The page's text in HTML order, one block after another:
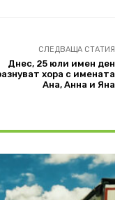
СЛЕДВАЩА СТАТИЯ
Днес, 25 юли имен ден
хора с имената
Ана, Анна и Яна